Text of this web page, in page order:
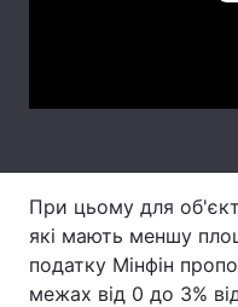
Архів
Контакти
Послуги
При цьому для
які мають меншу
податку Мінфін
межах від 0 до 3%